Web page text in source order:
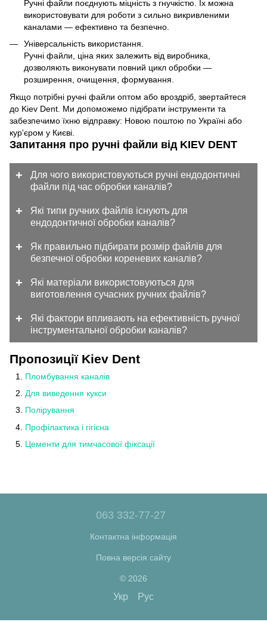
Ручні файли поєднують міцність з гнучкістю. Їх можна
використовувати для роботи з сильно викривленими
каналами — ефективно та безпечно.
Універсальність використання.
Ручні файли, ціна яких залежить від виробника,
дозволяють виконувати повний цикл обробки —
розширення, очищення, формування.
Якщо потрібні ручні файли оптом або вроздріб, звертайтеся
до Kiev Dent. Ми допоможемо підібрати інструменти та
забезпечимо їхню відправку: Новою поштою по Україні або
кур'єром у Києві.
Запитання про ручні файли від KIEV DENT
Для чого використовуються ручні ендодонтичні
файли під час обробки каналів?
Які типи ручних файлів існують для
ендодонтичної обробки каналів?
Як правильно підбирати розмір файлів для
безпечної обробки кореневих каналів?
Які матеріали використовуються для
виготовлення сучасних ручних файлів?
Які фактори впливають на ефективність ручної
інструментальної обробки каналів?
Пропозиції Kiev Dent
Пломбування каналів
Для виведення кукси
Полірування
Профілактика і гігієна
Цементи для тимчасової фіксації
063 332-77-27
Контактна інформація
Повна версія сайту
© 2026
Укр Рус